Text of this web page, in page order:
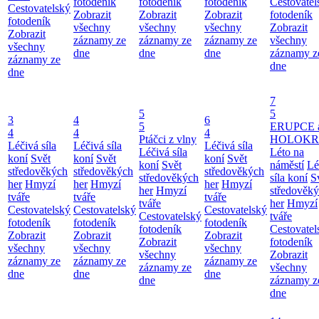
Cestovatelský
fotodeník
Zobrazit
všechny
záznamy ze
dne
Zobrazit
všechny
záznamy ze
dne
Zobrazit
všechny
záznamy ze
dne
Zobrazit
všechny
záznamy ze
dne
fotodeník
Zobrazit
všechny
záznamy
dne
3
4
Léčivá síla
koní Svět
středověkých
her Hmyzí
tváře
Cestovatelský
fotodeník
Zobrazit
všechny
záznamy ze
dne
4
4
Léčivá síla
koní Svět
středověkých
her Hmyzí
tváře
Cestovatelský
fotodeník
Zobrazit
všechny
záznamy ze
dne
5
5
Ptáčci z vlny
Léčivá síla
koní Svět
středověkých
her Hmyzí
tváře
Cestovatelský
fotodeník
Zobrazit
všechny
záznamy ze
dne
6
4
Léčivá síla
koní Svět
středověkých
her Hmyzí
tváře
Cestovatelský
fotodeník
Zobrazit
všechny
záznamy ze
dne
7
5
ERUPCE
Léto na
náměstí
síla koní
her Hmyzí
tváře
fotodeník
Zobrazit
všechny
záznamy
dne